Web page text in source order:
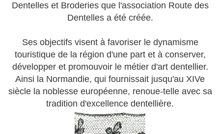
Dentelles et Broderies que l'association Route des
Dentelles a été créée.
Ses objectifs visent à favoriser le dynamisme
touristique de la région d'une part et à conserver,
développer et promouvoir le métier d'art dentellier.
Ainsi la Normandie, qui fournissait jusqu'au XIVe
siècle la noblesse européenne, renoue-telle avec sa
tradition d'excellence dentellière.